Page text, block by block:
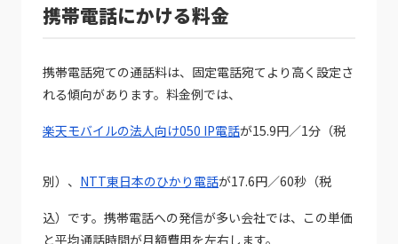
携帯電話にかける料金
携帯電話宛ての通話料は、固定電話宛てより高く設定さ
れる傾向があります。料金例では、
楽天モバイルの法人向け050 IP電話が15.9円／1分（税
別）、 NTT東日本のひかり電話が17.6円／60秒（税
込）です。携帯電話への発信が多い会社では、この単価
と平均通話時間が月額費用を左右します。